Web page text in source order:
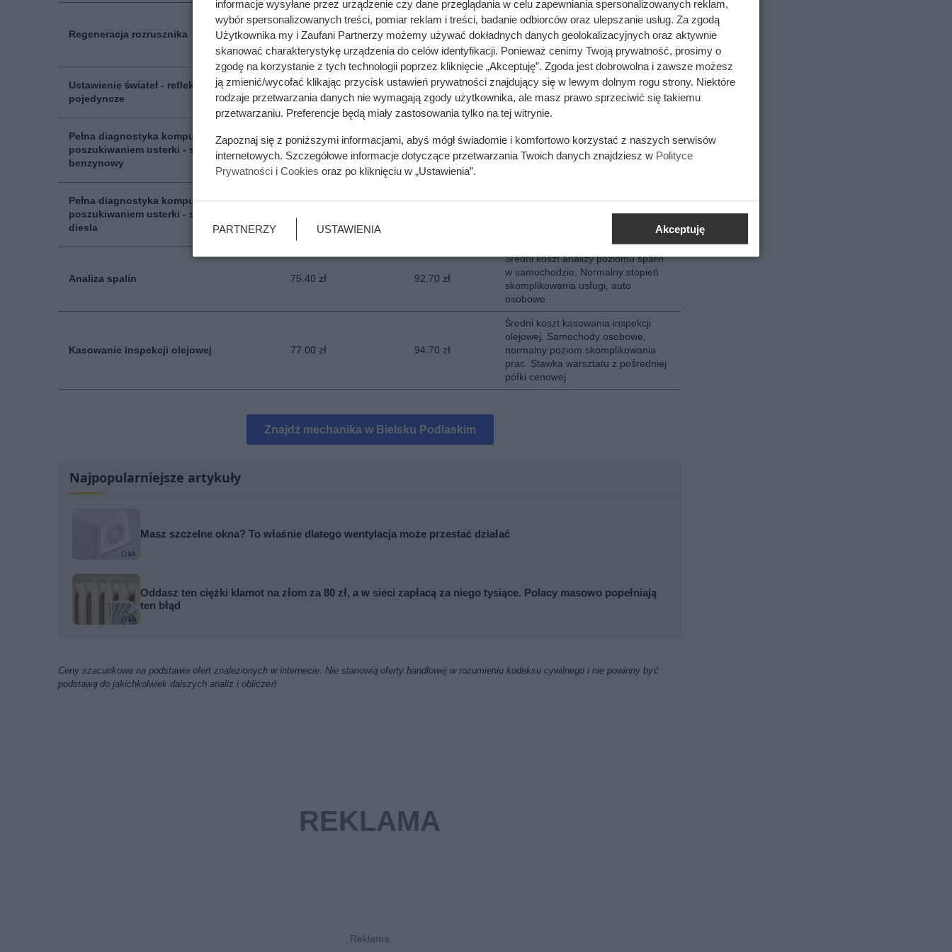
Regeneracja rozrusznika 171 zł 211 zł
Średnia cena regeneracji
rozrusznika. Warsztat z pośredniej
pólki cenowej, normalny stopień
skomplikowania usługi.
Ustawienie świateł - reflektory
pojedyncze
24.50 zł 30.20 zł
Średnia cena ustawienia świateł.
Reflektory pojedyncze, normalny
stopień skomplikowania prac.
Pełna diagnostyka komputerowa z
poszukiwaniem usterki - silnik
benzynowy
290 zł 357 zł
komputerowej w obrębie silnika.
Cena obejmuje diagnostykę w
Pełna diagnostyka komputerowa z
poszukiwaniem usterki - silnik
diesla
Analiza spalin 75.40 zł 92.70 zł
Średni koszt analizy poziomu spalin
w samochodzie. Normalny stopień
skomplikowania usługi, auto
osobowe.
Kasowanie inspekcji olejowej 77.00 zł 94.70 zł
Średni koszt kasowania inspekcji
olejowej. Samochody osobowe,
normalny poziom skomplikowania
prac. Stawka warsztatu z pośredniej
półki cenowej.
Znajdź mechanika w Bielsku Podlaskim
Najpopularniejsze artykuły
Masz szczelne okna? To właśnie dlatego wentylacja może przestać działać
Oddasz ten ciężki klamot na złom za 80 zł, a w sieci zapłacą za niego tysiące. Polacy masowo popełniają
ten błąd
Ceny szacunkowe na podstawie ofert znalezionych w internecie. Nie stanowią oferty handlowej w rozumieniu kodeksu cywilnego i nie powinny być
podstawą do jakichkolwiek dalszych analiz i obliczeń
informacje wysyłane przez urządzenie czy dane przeglądania w celu zapewniania spersonalizowanych reklam,
wybór spersonalizowanych treści, pomiar reklam i treści, badanie odbiorców oraz ulepszanie usług. Za zgodą
Użytkownika my i Zaufani Partnerzy możemy używać dokładnych danych geolokalizacyjnych oraz aktywnie
skanować charakterystykę urządzenia do celów identyfikacji. Ponieważ cenimy Twoją prywatność, prosimy o
zgodę na korzystanie z tych technologii poprzez kliknięcie „Akceptuję”. Zgoda jest dobrowolna i zawsze możesz
ją zmienić/wycofać klikając przycisk ustawień prywatności znajdujący się w lewym dolnym rogu strony. Niektóre
rodzaje przetwarzania danych nie wymagają zgody użytkownika, ale masz prawo sprzeciwić się takiemu
przetwarzaniu. Preferencje będą miały zastosowania tylko na tej witrynie.
Zapoznaj się z poniższymi informacjami, abyś mógł świadomie i komfortowo korzystać z naszych serwisów
internetowych. Szczegółowe informacje dotyczące przetwarzania Twoich danych znajdziesz w Polityce
Prywatności i Cookies oraz po kliknięciu w „Ustawienia”.
PARTNERZY USTAWIENIA Akceptuję